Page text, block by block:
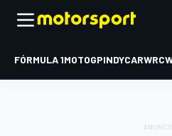
FÓRMULA 1MOTOGPINDYCARWRC